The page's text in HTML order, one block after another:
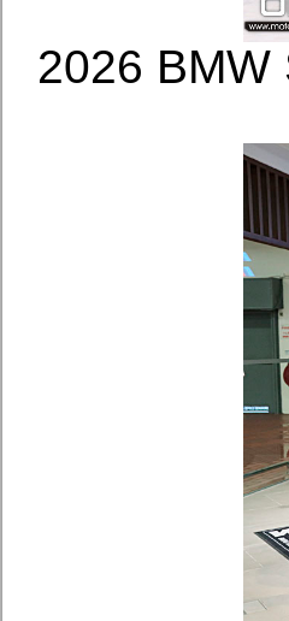
2026 BMW